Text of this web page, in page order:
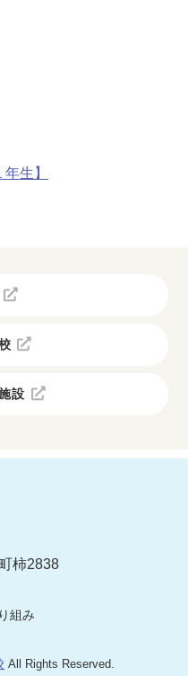
生】
設
柿2838
組み
All Rights Reserved.